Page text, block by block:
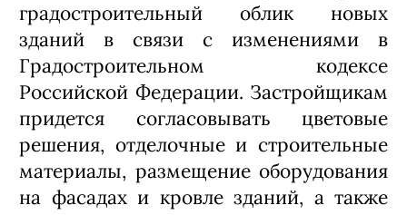
градостроительный облик новых
зданий в связи с изменениями в
Градостроительном кодексе
Российской Федерации. Застройщикам
придется согласовывать цветовые
решения, отделочные и строительные
материалы, размещение оборудования
на фасадах и кровле зданий, а также